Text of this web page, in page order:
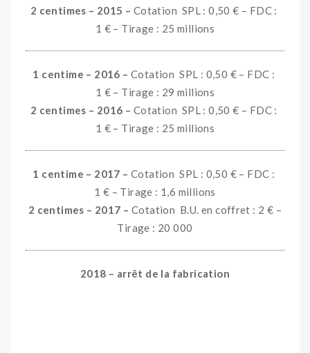
2 centimes – 2015 – Cotation SPL : 0,50 € – FDC :
1 € – Tirage : 25 millions
1 centime – 2016 –Cotation SPL : 0,50 € – FDC :
1 € – Tirage : 29 millions
2 centimes – 2016 – Cotation SPL : 0,50 € – FDC :
1 € – Tirage : 25 millions
1 centime – 2017 –Cotation SPL : 0,50 € – FDC :
1 € – Tirage : 1,6 millions
2 centimes – 2017 – Cotation B.U. en coffret : 2 € –
Tirage : 20 000
2018 – arrêt de la fabrication